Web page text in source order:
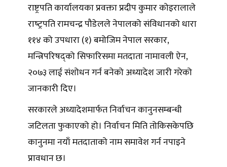
राष्ट्रपति कार्यालयका प्रवक्ता प्रदीप कुमार कोइरालाले
राष्‍ट्रपति रामचन्द्र पौडेलले नेपालको संविधानको धारा
११४ को उपधारा (१) बमोजिम नेपाल सरकार,
मन्त्रिपरिषद्को सिफारिसमा मतदाता नामावली ऐन,
२०७३ लाई संशोधन गर्न बनेको अध्यादेश जारी गरेको
जानकारी दिए।
सरकारले अध्यादेशमार्फत निर्वाचन कानुनसम्बन्धी
जटिलता फुकाएको हो। निर्वाचन मिति तोकिसकेपछि
कानुनमा नयाँ मतदाताको नाम समावेश गर्न नपाइने
प्रावधान छ।